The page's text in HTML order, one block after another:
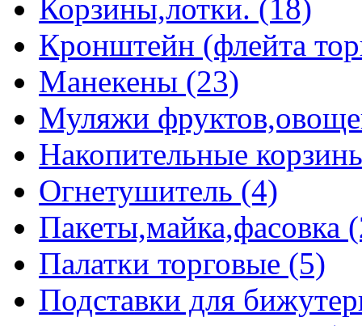
Корзины,лотки. (18)
Кронштейн (флейта
Манекены (23)
Муляжи
Накопительные
Огнетушитель (4)
Пакеты,майка,фасовка
Палатки торговые (5)
Подставки для